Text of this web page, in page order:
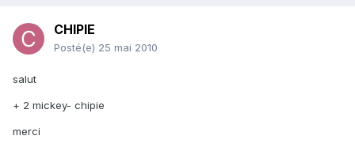
CHIPIE
Posté(e) 25 mai 2010
salut
+ 2 mickey- chipie
merci